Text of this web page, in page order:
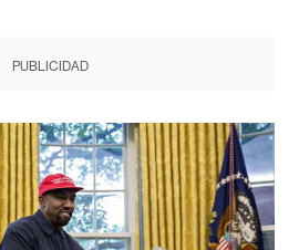
PUBLICIDAD